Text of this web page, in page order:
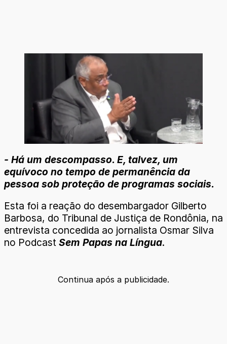
- Há um descompasso. E, talvez, um
equívoco no tempo de permanência da
pessoa sob proteção de programas sociais.
Esta foi a reação do desembargador Gilberto
Barbosa, do Tribunal de Justiça de Rondônia, na
entrevista concedida ao jornalista Osmar Silva
no Podcast Sem Papas na Língua.
Continua após a publicidade.